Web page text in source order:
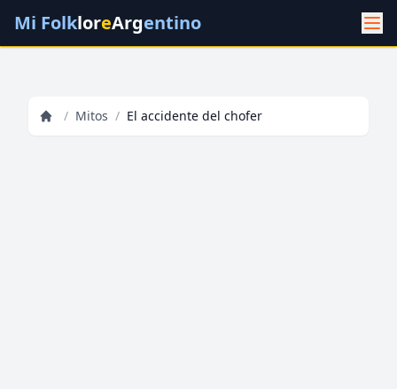
Mi FolkloreArgentino
/ Mitos / El accidente del chofer